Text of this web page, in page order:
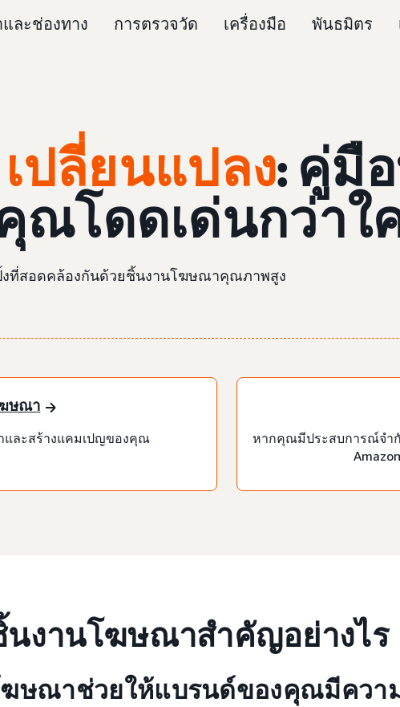
ละช่องทาง การตรวจวัด เครื่องมือ พันธมิตร
เปลี่ยนแปลง: คู่มื
ณโดดเด่นกว่าใ
ที่สอดคล้องกันด้วยชิ้นงานโฆษณาคุณภาพสูง
ฆษณา
และสร้างแคมเปญของคุณ
หากคุณมีประสบการณ์จำกั
นงานโฆษณาสำคัญอย่างไร
ษณาช่วยให้แบรนด์ของคุณมีความ